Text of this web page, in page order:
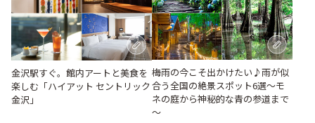
金沢駅すぐ。館内アートと美食を
楽しむ「ハイアット セントリック
金沢」
梅雨の今こそ出かけたい♪雨が似
合う全国の絶景スポット6選～モ
ネの庭から神秘的な青の参道まで
～